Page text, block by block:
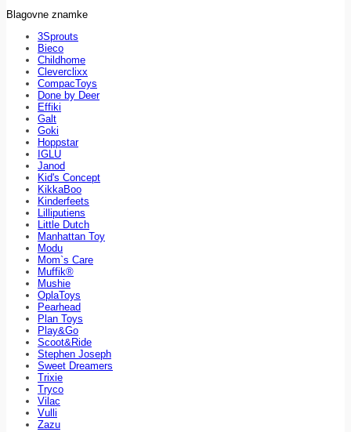
Blagovne znamke
3Sprouts
Bieco
Childhome
Cleverclixx
CompacToys
Done by Deer
Effiki
Galt
Goki
Hoppstar
IGLU
Janod
Kid's Concept
KikkaBoo
Kinderfeets
Lilliputiens
Little Dutch
Manhattan Toy
Modu
Mom`s Care
Muffik®
Mushie
OplaToys
Pearhead
Plan Toys
Play&Go
Scoot&Ride
Stephen Joseph
Sweet Dreamers
Trixie
Tryco
Vilac
Vulli
Zazu